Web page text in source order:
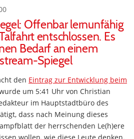
Offenbar lernunfähig
entschlossen. Es
Bedarf an einem
Spiegel
den Eintrag zur Entwicklung beim
um 5:41 Uhr von Christian
im Hauptstadtbüro des
dass nach Meinung dieses
der herrschenden Le(h)ere